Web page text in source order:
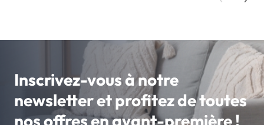
Inscrivez-vous à notre
newsletter et profitez de toutes
nos offres en avant-première !